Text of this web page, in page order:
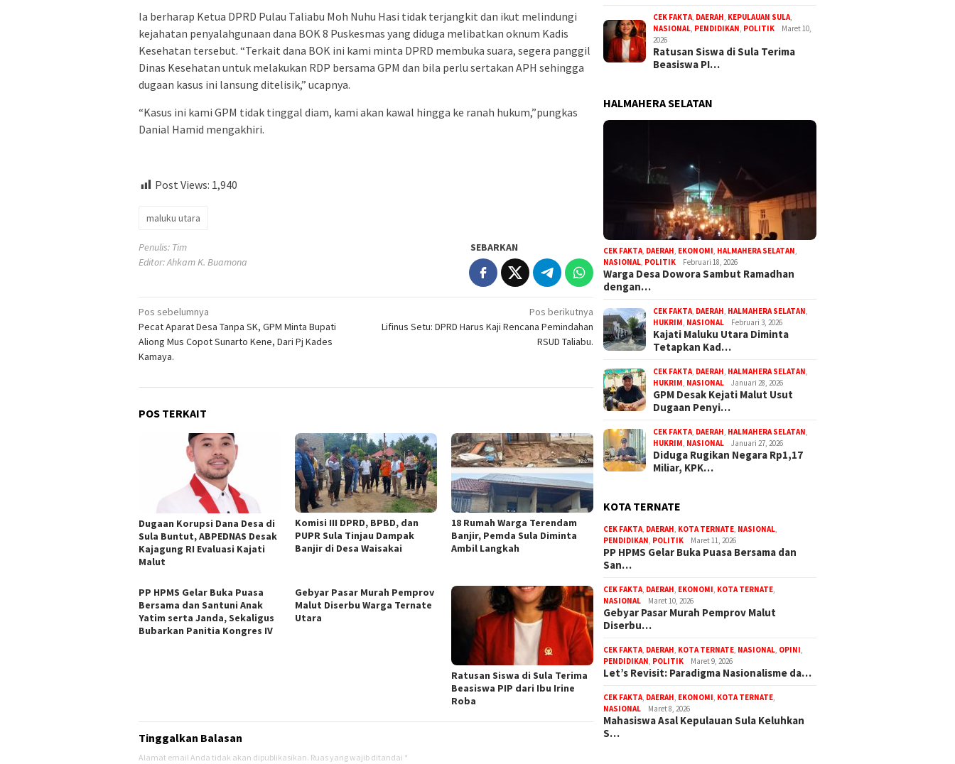
Ia berharap Ketua DPRD Pulau Taliabu Moh Nuhu Hasi tidak terjangkit dan ikut melindungi
kejahatan penyalahgunaan dana BOK 8 Puskesmas yang diduga melibatkan oknum Kadis
Kesehatan tersebut. “Terkait dana BOK ini kami minta DPRD membuka suara, segera panggil
Dinas Kesehatan untuk melakukan RDP bersama GPM dan bila perlu sertakan APH sehingga
dugaan kasus ini lansung ditelisik,” ucapnya.
“Kasus ini kami GPM tidak tinggal diam, kami akan kawal hingga ke ranah hukum,”pungkas
Danial Hamid mengakhiri.
Post Views: 1,940
maluku utara
Penulis: Tim
Editor: Ahkam K. Buamona
SEBARKAN
Navigasi
pos
Pos sebelumnya
Pecat Aparat Desa Tanpa SK, GPM Minta Bupati
Aliong Mus Copot Sunarto Kene, Dari Pj Kades
Kamaya.
Pos berikutnya
Lifinus Setu: DPRD Harus Kaji Rencana Pemindahan
RSUD Taliabu.
POS TERKAIT
Dugaan Korupsi Dana Desa di
Sula Buntut, ABPEDNAS Desak
Kajagung RI Evaluasi Kajati
Malut
Komisi III DPRD, BPBD, dan
PUPR Sula Tinjau Dampak
Banjir di Desa Waisakai
18 Rumah Warga Terendam
Banjir, Pemda Sula Diminta
Ambil Langkah
PP HPMS Gelar Buka Puasa
Bersama dan Santuni Anak
Yatim serta Janda, Sekaligus
Bubarkan Panitia Kongres IV
Gebyar Pasar Murah Pemprov
Malut Diserbu Warga Ternate
Utara
Ratusan Siswa di Sula Terima
Beasiswa PIP dari Ibu Irine
Roba
Tinggalkan Balasan
Alamat email Anda tidak akan dipublikasikan. Ruas yang wajib ditandai *
CEK FAKTA DAERAH KEPULAUAN SULA
NASIONAL PENDIDIKAN POLITIK
Maret 10,
2026
Ratusan Siswa di Sula Terima
Beasiswa PI…
HALMAHERA SELATAN
CEK FAKTA, DAERAH, EKONOMI, HALMAHERA SELATAN,
NASIONAL, POLITIK Februari 18, 2026
Warga Desa Dowora Sambut Ramadhan
dengan…
CEK FAKTA, DAERAH, HALMAHERA SELATAN,
HUKRIM, NASIONAL Februari 3, 2026
Kajati Maluku Utara Diminta
Tetapkan Kad…
CEK FAKTA, DAERAH, HALMAHERA SELATAN,
HUKRIM, NASIONAL Januari 28, 2026
GPM Desak Kejati Malut Usut
Dugaan Penyi…
CEK FAKTA, DAERAH, HALMAHERA SELATAN,
HUKRIM, NASIONAL Januari 27, 2026
Diduga Rugikan Negara Rp1,17
Miliar, KPK…
KOTA TERNATE
CEK FAKTA, DAERAH, KOTA TERNATE, NASIONAL,
PENDIDIKAN, POLITIK Maret 11, 2026
PP HPMS Gelar Buka Puasa Bersama dan
San…
CEK FAKTA, DAERAH, EKONOMI, KOTA TERNATE,
NASIONAL
Maret 10, 2026
Gebyar Pasar Murah Pemprov Malut
Diserbu…
CEK FAKTA, DAERAH, KOTA TERNATE, NASIONAL, OPINI,
PENDIDIKAN, POLITIK Maret 9, 2026
Let’s Revisit: Paradigma Nasionalisme da…
CEK FAKTA, DAERAH, EKONOMI, KOTA TERNATE,
NASIONAL
Maret 8, 2026
Mahasiswa Asal Kepulauan Sula Keluhkan
S…